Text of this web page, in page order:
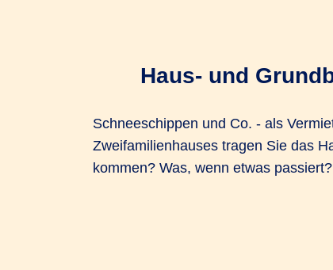
Haus- und
Schneeschippen und Co. - als
Zweifamilienhauses tragen Sie das
kommen? Was, wenn etwas